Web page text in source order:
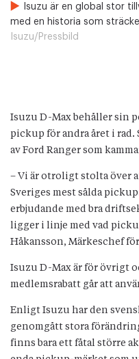
Isuzu är en global stor
med en historia som
Isuzu/Pressbild
Isuzu D-Max behåller sin
pickup för andra året i
av Ford Ranger som
– Vi är otroligt stolta över
Sveriges mest sålda
erbjudande med bra
ligger i linje med vad
Håkansson, Märkeschef
Isuzu D-Max är för övrigt
medlemsrabatt går att
Enligt Isuzu har den
genomgått stora
finns bara ett fåtal större